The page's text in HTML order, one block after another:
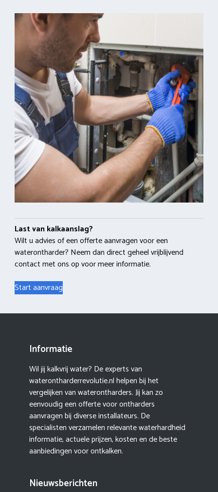
Last van kalkaanslag?
Wilt u advies of een offerte aanvragen voor een
waterontharder? Neem dan direct geheel vrijblijvend
contact met ons op voor meer informatie.
Start aanvraag
Informatie
Wil jij kalkvrij water? De experts van
waterontharderrevolutie.nl helpen bij het
vergelijken van waterontharders. Jij kan zo
eenvoudig een offerte voor ontharders
aanvragen bij diverse installateurs. De
specialisten verzamelen relevante waterhardheid
informatie, actuele prijzen, kosten en de beste
aanbiedingen voor ontkalken.
Nieuwsberichten